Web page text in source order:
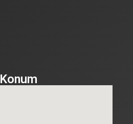
Konum